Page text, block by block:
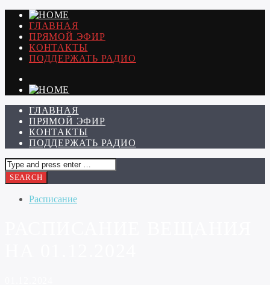
ГЛАВНАЯ
ПРЯМОЙ ЭФИР
КОНТАКТЫ
ПОДДЕРЖАТЬ РАДИО
ГЛАВНАЯ
ПРЯМОЙ ЭФИР
КОНТАКТЫ
ПОДДЕРЖАТЬ РАДИО
Расписание